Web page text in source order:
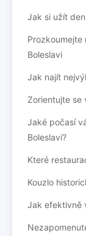
Jak si užít
Prozkoumejte
Boleslavi
Jak najít
Zorientujte se
Jaké počasí
Boleslavi?
Které
Kouzlo
Jak efektivně